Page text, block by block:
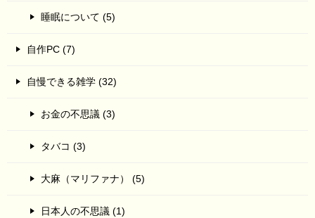
睡眠について (5)
自作PC (7)
自慢できる雑学 (32)
お金の不思議 (3)
タバコ (3)
大麻（マリファナ） (5)
日本人の不思議 (1)